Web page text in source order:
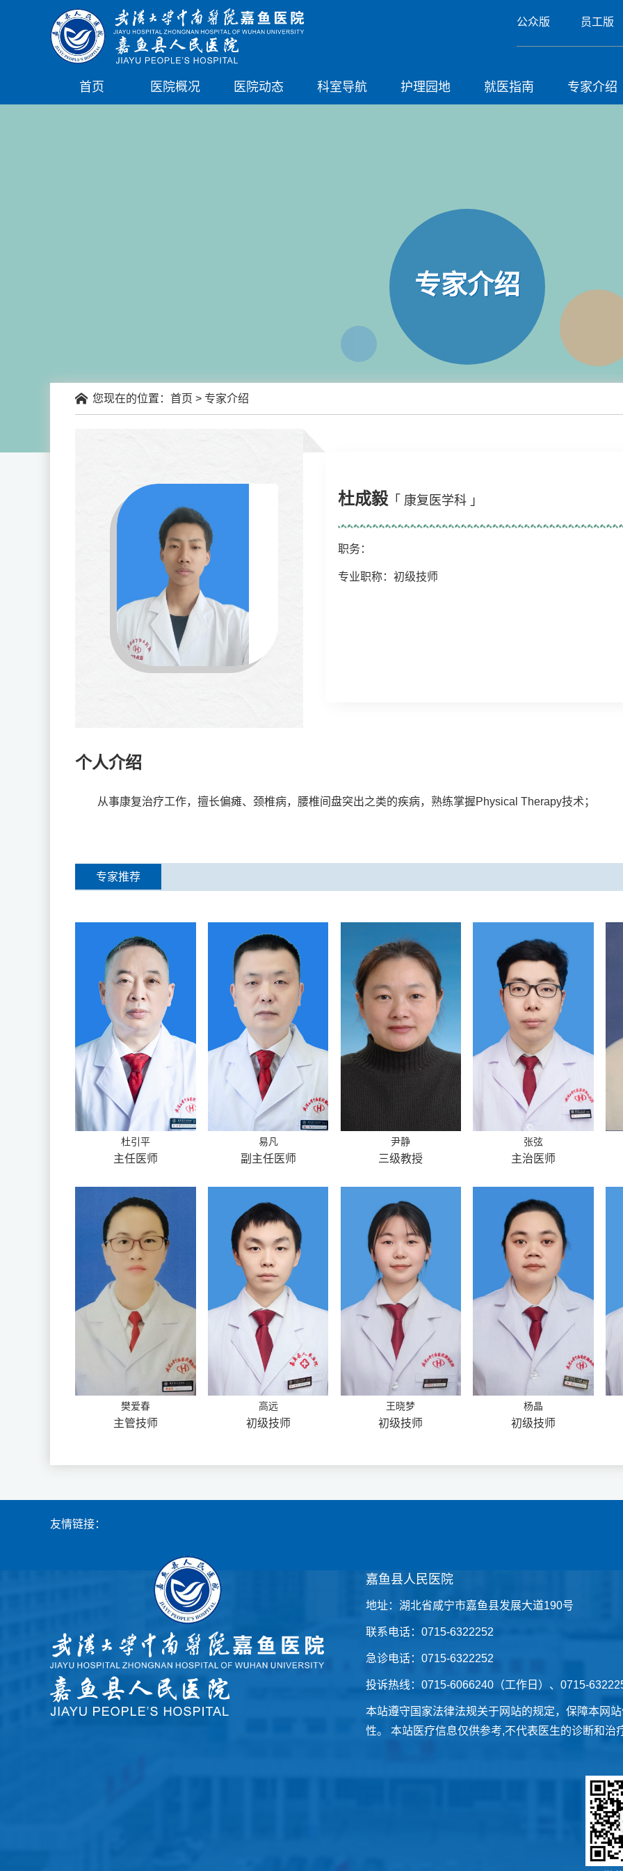
公众版 员工版
首页 医院概况 医院动态 科室导航 护理园地 就医指南 专家介绍
专家介绍
您现在的位置： 首页 > 专家介绍
杜成毅 「 康复医学科 」
职务：
专业职称：初级技师
个人介绍
从事康复治疗工作，擅长偏瘫、颈椎病，腰椎间盘突出之类的疾病，熟练掌握Physical Therapy技术；
专家推荐
杜引平
主任医师
易凡
副主任医师
尹静
三级教授
张弦
主治医师
樊爱春
主管技师
高远
初级技师
王晓梦
初级技师
杨晶
初级技师
友情链接：
嘉鱼县人民医院
地址：湖北省咸宁市嘉鱼县发展大道190号
联系电话：0715-6322252
急诊电话：0715-6322252
投诉热线：0715-6066240（工作日）、0715-
本站遵守国家法律法规关于网站的规定，保障本网
性。 本站医疗信息仅供参考,不代表医生的诊断和治